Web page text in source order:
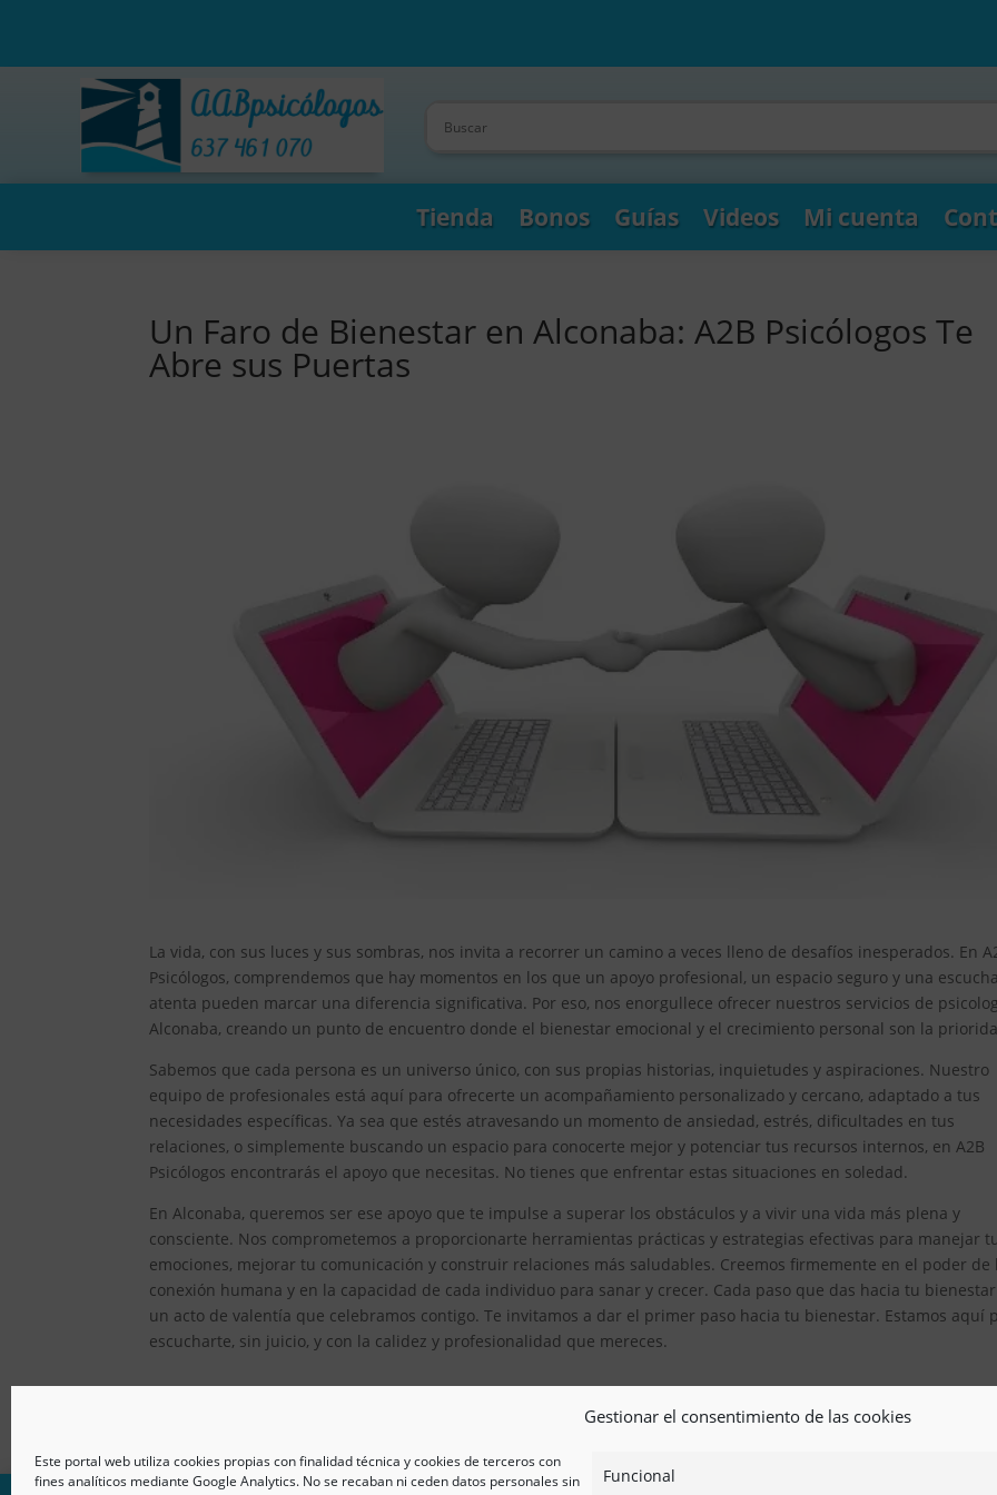
Gestionar el consentimiento de las cookies
Este portal web utiliza cookies propias con finalidad técnica y cookies de terceros con
fines analíticos mediante Google Analytics. No se recaban ni ceden datos personales sin
Funcional
Tienda Bonos Guías Videos Mi cuenta
Un Faro de Bienestar en Alconaba: A2B Psicólogos Te
Abre sus Puertas
La vida, con sus luces y sus sombras, nos invita a recorrer un camino a veces lleno de desafíos inesperados. En
Psicólogos, comprendemos que hay momentos en los que un apoyo profesional, un espacio seguro y una
atenta pueden marcar una diferencia significativa. Por eso, nos enorgullece ofrecer nuestros servicios de
Alconaba, creando un punto de encuentro donde el bienestar emocional y el crecimiento personal son la
Sabemos que cada persona es un universo único, con sus propias historias, inquietudes y aspiraciones. Nuestro
equipo de profesionales está aquí para ofrecerte un acompañamiento personalizado y cercano, adaptado a tus
necesidades específicas. Ya sea que estés atravesando un momento de ansiedad, estrés, dificultades en tus
relaciones, o simplemente buscando un espacio para conocerte mejor y potenciar tus recursos internos, en A2B
Psicólogos encontrarás el apoyo que necesitas. No tienes que enfrentar estas situaciones en soledad.
En Alconaba, queremos ser ese apoyo que te impulse a superar los obstáculos y a vivir una vida más plena y
consciente. Nos comprometemos a proporcionarte herramientas prácticas y estrategias efectivas para manejar
emociones, mejorar tu comunicación y construir relaciones más saludables. Creemos firmemente en el poder de
conexión humana y en la capacidad de cada individuo para sanar y crecer. Cada paso que das hacia tu
un acto de valentía que celebramos contigo. Te invitamos a dar el primer paso hacia tu bienestar. Estamos aquí
escucharte, sin juicio, y con la calidez y profesionalidad que mereces.